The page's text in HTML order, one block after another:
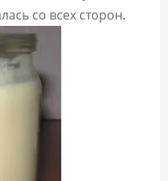
со всех сторон.